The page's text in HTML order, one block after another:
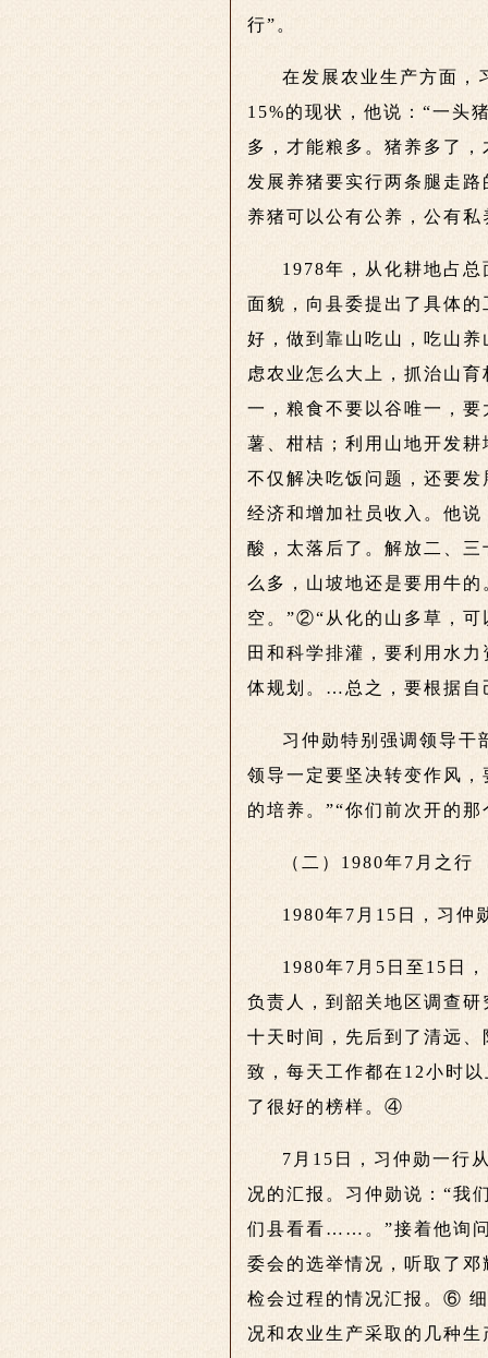
行”。
在发展农业生产方面，
15%的现状，他说：“一头
多，才能粮多。猪养多了
发展养猪要实行两条腿走
养猪可以公有公养，公有
1978年，从化耕地占
面貌，向县委提出了具体
好，做到靠山吃山，吃山
虑农业怎么大上，抓治山
一，粮食不要以谷唯一，
薯、柑桔；利用山地开发
不仅解决吃饭问题，还要
经济和增加社员收入。他
酸，太落后了。解放二、
么多，山坡地还是要用牛
空。”②“从化的山多草，
田和科学排灌，要利用水
体规划。…总之，要根据自
习仲勋特别强调领导干
领导一定要坚决转变作风
的培养。”“你们前次开的
（二）1980年7月之行
1980年7月15日，习仲
1980年7月5日至15日
负责人，到韶关地区调查
十天时间，先后到了清远
致，每天工作都在12小时
了很好的榜样。④
7月15日，习仲勋一行
况的汇报。习仲勋说：“我
们县看看……。”接着他询问
委会的选举情况，听取了
检会过程的情况汇报。⑥
况和农业生产采取的几种